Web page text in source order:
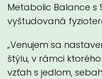
Metabolic Balance
vyštudovaná
„Venujem sa
štýlu, v rámci
vzťah s jedlom,